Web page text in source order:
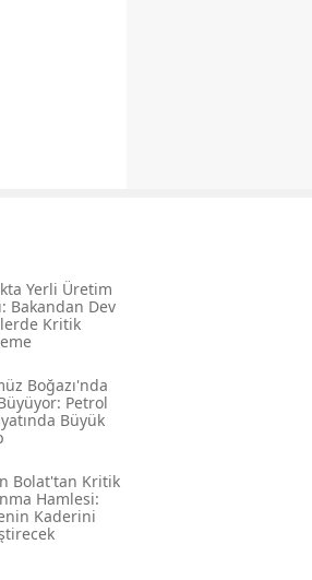
Yerli Üretim
Bakandan Dev
Kritik
Boğazı'nda
Petrol
Büyük
Bolat'tan Kritik
Hamlesi:
Kaderini